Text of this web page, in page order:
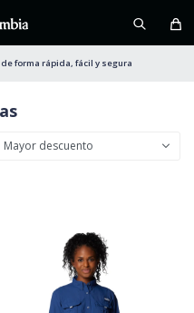
forma rápida, fácil y segura
Mayor descuento